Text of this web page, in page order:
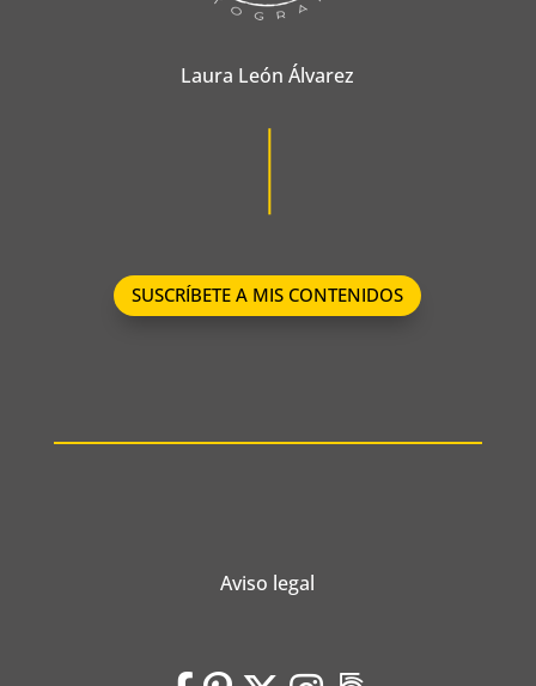
Laura León Álvarez
SUSCRÍBETE A MIS CONTENIDOS
Aviso legal